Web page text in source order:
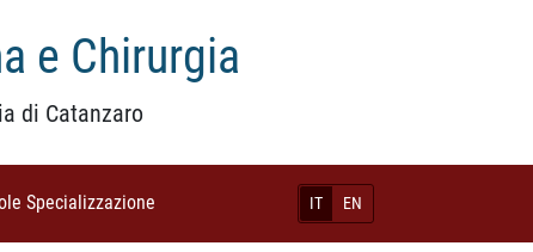
e Chirurgia
di Catanzaro
IT EN
Specializzazione